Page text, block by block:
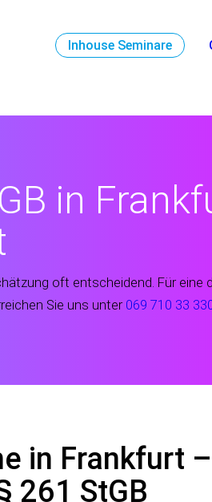
Inhouse Seminare
in
oft entscheidend. Für
Sie uns unter 069 710 33
in Frankfurt
261 StGB